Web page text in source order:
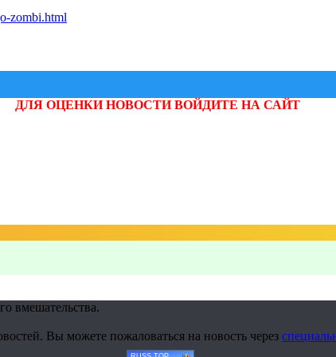
zombi.html
ДЛЯ ОЦЕНКИ НОВОСТИ ВОЙДИТЕ НА САЙТ
вмешательства.
Вы можете пожаловаться на новость через